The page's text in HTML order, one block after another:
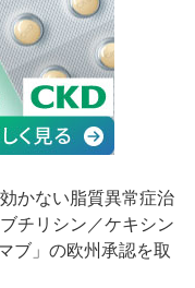
かない脂質異常症治
チリシン／ケキシン
ブ」の欧州承認を取